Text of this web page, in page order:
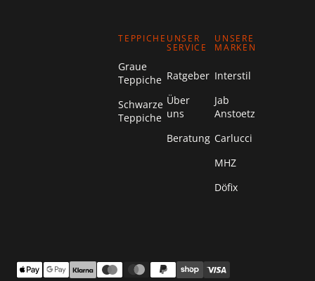
TEPPICHE
Graue
Teppiche
Schwarze
Teppiche
UNSER
SERVICE
Ratgeber
Über
uns
Beratung
UNSERE
MARKEN
Interstil
Jab
Anstoetz
Carlucci
MHZ
Döfix